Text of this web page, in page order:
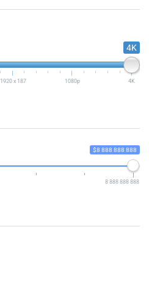
4K
1920 x 187 1080p 4K
$8 888 888 888
8 888 888 888